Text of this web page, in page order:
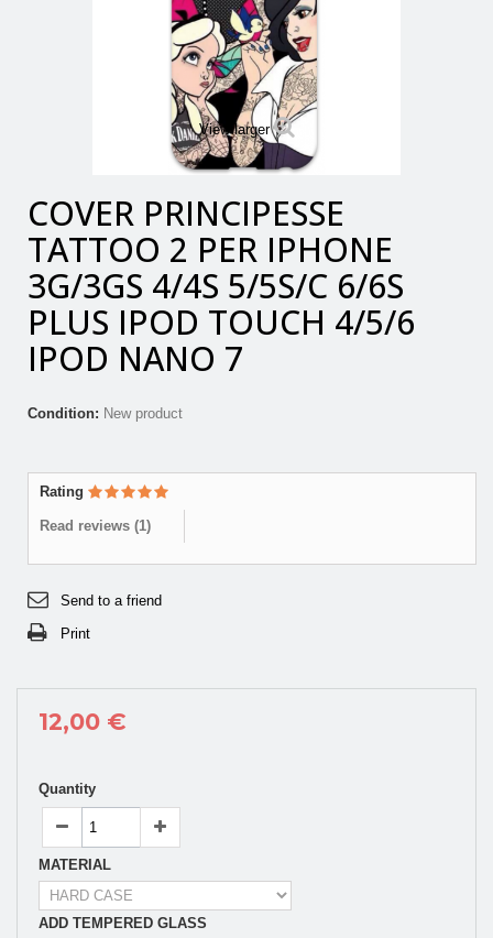
View larger
COVER PRINCIPESSE
TATTOO 2 PER IPHONE
3G/3GS 4/4S 5/5S/C 6/6S
PLUS IPOD TOUCH 4/5/6
IPOD NANO 7
Condition: New product
Rating
Read reviews (1)
Send to a friend
Print
12,00 €
Quantity
MATERIAL
ADD TEMPERED GLASS